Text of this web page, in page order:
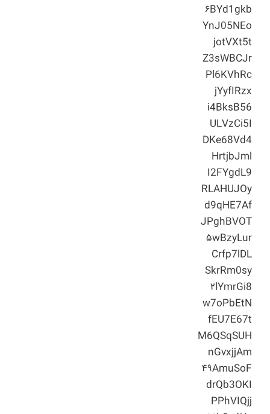
۶BYd1gkb
YnJ05NEo
jotVXt5t
Z3sWBCJr
Pl6KVhRc
jYyfIRzx
i4BksB56
ULVzCi5I
DKe68Vd4
HrtjbJml
I2FYgdL9
RLAHUJOy
d9qHE7Af
JPghBVOT
۵wBzyLur
Crfp7lDL
SkrRm0sy
۲lYmrGi8
w7oPbEtN
fEU7E67t
M6QSqSUH
nGvxjjAm
۴۹AmuSoF
drQb3OKI
PPhVIQjj